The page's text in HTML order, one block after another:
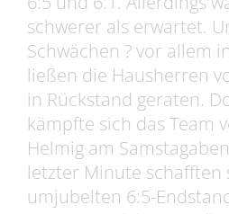
schwerer als erwartet.
Schwächen ? vor allem
ließen die Hausherren
in Rückstand geraten.
kämpfte sich das Team
Helmig am
letzter Minute schafften
umjubelten 6:5-